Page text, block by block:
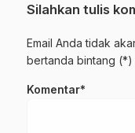
Silahkan tulis
Email Anda tidak
bertanda bintang (*)
Komentar*